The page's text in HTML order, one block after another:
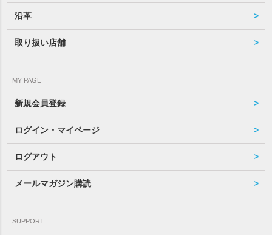
沿革
取り扱い店舗
MY PAGE
新規会員登録
ログイン・マイページ
ログアウト
メールマガジン購読
SUPPORT